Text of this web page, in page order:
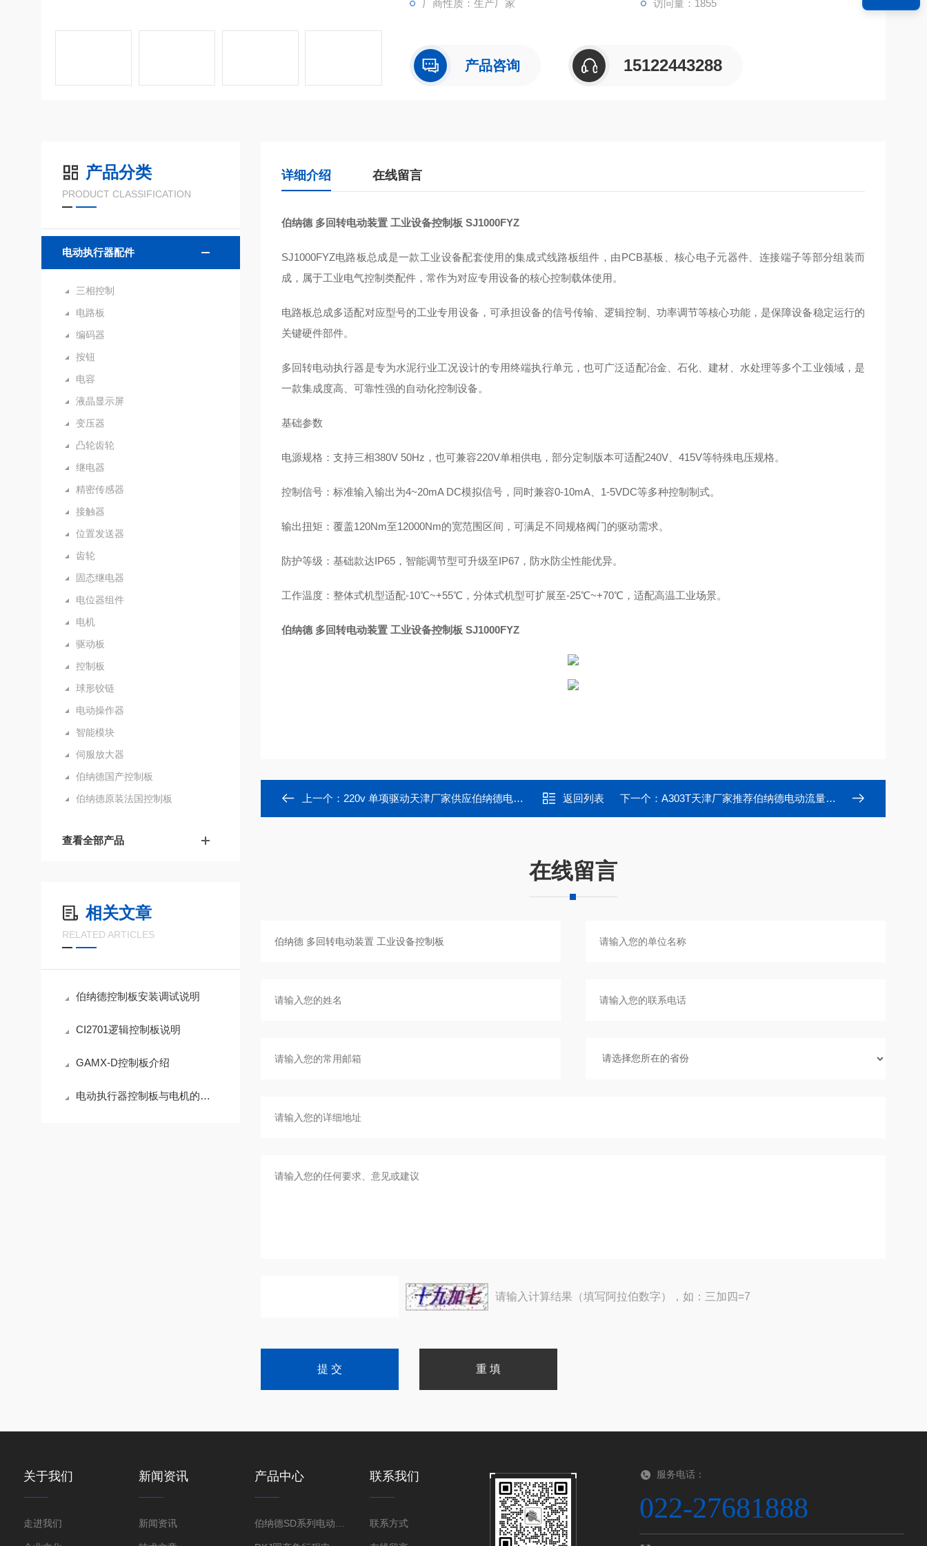
厂商性质：生产厂家 访问量：1855
产品咨询 15122443288
产品分类
PRODUCT CLASSIFICATION
电动执行器配件
三相控制
电路板
编码器
按钮
电容
液晶显示屏
变压器
凸轮齿轮
继电器
精密传感器
接触器
位置发送器
齿轮
固态继电器
电位器组件
电机
驱动板
控制板
球形铰链
电动操作器
智能模块
伺服放大器
伯纳德国产控制板
伯纳德原装法国控制板
查看全部产品
相关文章
RELATED ARTICLES
伯纳德控制板安装调试说明
CI2701逻辑控制板说明
GAMX-D控制板介绍
电动执行器控制板与电机的主要区别
详细介绍 在线留言
伯纳德 多回转电动装置 工业设备控制板 SJ1000FYZ
SJ1000FYZ电路板总成是一款工业设备配套使用的集成式线路板组件，由PCB基板、核心电子元器件、连接端子等部分组装而
成，属于工业电气控制类配件，常作为对应专用设备的核心控制载体使用。
电路板总成多适配对应型号的工业专用设备，可承担设备的信号传输、逻辑控制、功率调节等核心功能，是保障设备稳定运行的
关键硬件部件。
多回转电动执行器是专为水泥行业工况设计的专用终端执行单元，也可广泛适配冶金、石化、建材、水处理等多个工业领域，是
一款集成度高、可靠性强的自动化控制设备。
基础参数
电源规格：支持三相380V 50Hz，也可兼容220V单相供电，部分定制版本可适配240V、415V等特殊电压规格。
控制信号：标准输入输出为4~20mA DC模拟信号，同时兼容0-10mA、1-5VDC等多种控制制式。
输出扭矩：覆盖120Nm至12000Nm的宽范围区间，可满足不同规格阀门的驱动需求。
防护等级：基础款达IP65，智能调节型可升级至IP67，防水防尘性能优异。
工作温度：整体式机型适配-10℃~+55℃，分体式机型可扩展至-25℃~+70℃，适配高温工业场景。
伯纳德 多回转电动装置 工业设备控制板 SJ1000FYZ
上一个： 220v 单项驱动天津厂家供应伯纳德电动定位器电源板控制板 返回列表 下一个： A303T天津厂家推荐伯纳德电动流量阀逻辑控制板
在线留言
请输入计算结果（填写阿拉伯数字），如：三加四=7
关于我们
走进我们
新闻资讯
新闻资讯
产品中心 联系我们
联系方式
服务电话：
022-27681888